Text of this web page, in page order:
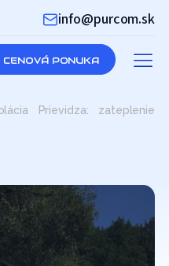
info@purcom.sk
CENOVÁ PONUKA
Prievidza: zateplenie